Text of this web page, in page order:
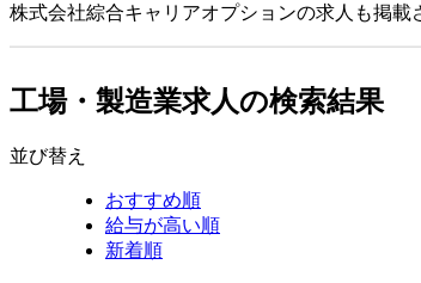
株式会社綜合キャリアオプションの求人も掲載
工場・製造業求人の検索結果
並び替え
おすすめ順
給与が高い順
新着順